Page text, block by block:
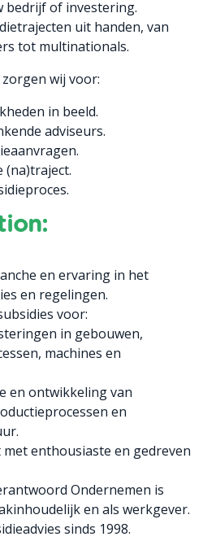
bedrijf of investering.
uit handen, van
tot multinationals.
wij voor:
in beeld.
adviseurs.
(na)traject.
en ervaring in het
en regelingen.
voor:
in gebouwen,
machines en
en ontwikkeling van
en
enthousiaste en gedreven
Ondernemen is
en als werkgever.
sinds 1998.